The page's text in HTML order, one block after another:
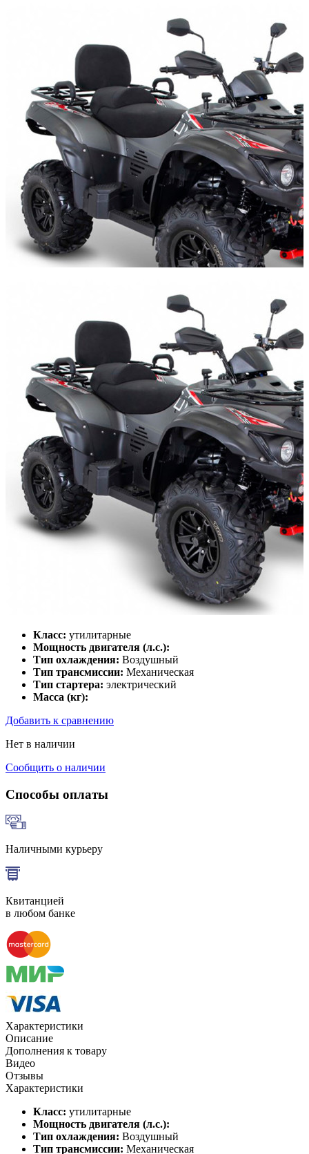
Класс: утилитарные
Мощность двигателя (л.с.):
Тип охлаждения: Воздушный
Тип трансмиссии: Механическая
Тип стартера: электрический
Масса (кг):
Добавить к сравнению
Нет в наличии
Сообщить о наличии
Способы оплаты
Наличными курьеру
Квитанцией
в любом банке
Характеристики
Описание
Дополнения к товару
Видео
Отзывы
Характеристики
Класс: утилитарные
Мощность двигателя (л.с.):
Тип охлаждения: Воздушный
Тип трансмиссии: Механическая